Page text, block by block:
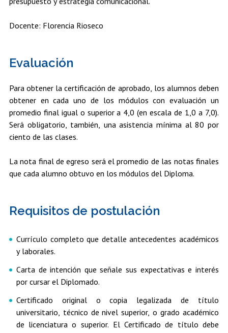
Docente: Florencia Rioseco
Evaluación
Para obtener la certificación de aprobado, los alumnos deben
obtener en cada uno de los módulos con evaluación un
promedio final igual o superior a 4,0 (en escala de 1,0 a 7,0).
Será obligatorio, también, una asistencia mínima al 80 por
ciento de las clases.
La nota final de egreso será el promedio de las notas finales
que cada alumno obtuvo en los módulos del Diploma.
Requisitos de postulación
Currículo completo que detalle antecedentes académicos
y laborales.
Carta de intención que señale sus expectativas e interés
por cursar el Diplomado.
Certificado original o copia legalizada de título
universitario, técnico de nivel superior, o grado académico
de licenciatura o superior. El Certificado de título debe